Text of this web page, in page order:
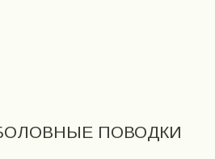
ПОВОДКИ